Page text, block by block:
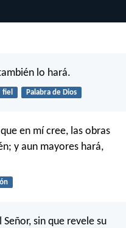
lo hará.
fiel Palabra de Dios
en mí cree, las obras
y aun mayores hará,
Señor, sin que revele su